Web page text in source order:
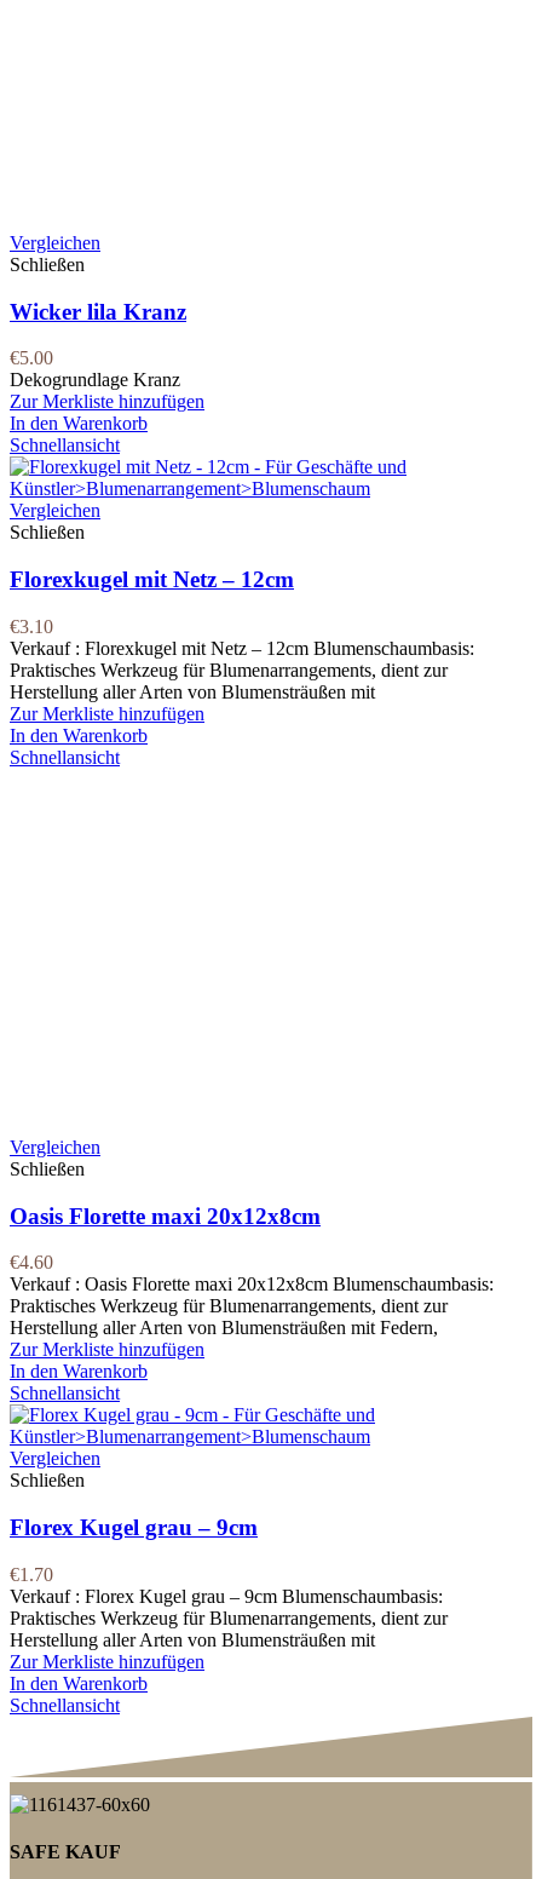
Vergleichen
Schließen
Wicker lila Kranz
€5.00
Dekogrundlage Kranz
Zur Merkliste hinzufügen
In den Warenkorb
Schnellansicht
Vergleichen
Schließen
Florexkugel mit Netz – 12cm
€3.10
Verkauf : Florexkugel mit Netz – 12cm Blumenschaumbasis:
Praktisches Werkzeug für Blumenarrangements, dient zur
Herstellung aller Arten von Blumensträußen mit
Zur Merkliste hinzufügen
In den Warenkorb
Schnellansicht
Vergleichen
Schließen
Oasis Florette maxi 20x12x8cm
€4.60
Verkauf : Oasis Florette maxi 20x12x8cm Blumenschaumbasis:
Praktisches Werkzeug für Blumenarrangements, dient zur
Herstellung aller Arten von Blumensträußen mit Federn,
Zur Merkliste hinzufügen
In den Warenkorb
Schnellansicht
Vergleichen
Schließen
Florex Kugel grau – 9cm
€1.70
Verkauf : Florex Kugel grau – 9cm Blumenschaumbasis:
Praktisches Werkzeug für Blumenarrangements, dient zur
Herstellung aller Arten von Blumensträußen mit
Zur Merkliste hinzufügen
In den Warenkorb
Schnellansicht
SAFE KAUF